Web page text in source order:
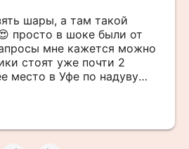
шары, а там такой
просто в шоке были от
мне кажется можно
стоят уже почти 2
место в Уфе по надуву
к праздникам 👍🏻 цены -